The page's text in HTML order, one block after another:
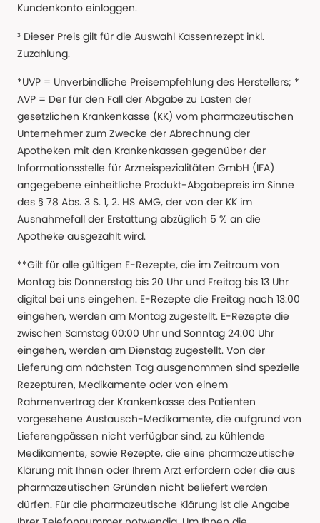
Kundenkonto einloggen.
³ Dieser Preis gilt für die Auswahl Kassenrezept inkl.
Zuzahlung.
*UVP = Unverbindliche Preisempfehlung des Herstellers; *
AVP = Der für den Fall der Abgabe zu Lasten der
gesetzlichen Krankenkasse (KK) vom pharmazeutischen
Unternehmer zum Zwecke der Abrechnung der
Apotheken mit den Krankenkassen gegenüber der
Informationsstelle für Arzneispezialitäten GmbH (IFA)
angegebene einheitliche Produkt-Abgabepreis im Sinne
des § 78 Abs. 3 S. 1, 2. HS AMG, der von der KK im
Ausnahmefall der Erstattung abzüglich 5 % an die
Apotheke ausgezahlt wird.
**Gilt für alle gültigen E-Rezepte, die im Zeitraum von
Montag bis Donnerstag bis 20 Uhr und Freitag bis 13 Uhr
digital bei uns eingehen. E-Rezepte die Freitag nach 13:00
eingehen, werden am Montag zugestellt. E-Rezepte die
zwischen Samstag 00:00 Uhr und Sonntag 24:00 Uhr
eingehen, werden am Dienstag zugestellt. Von der
Lieferung am nächsten Tag ausgenommen sind spezielle
Rezepturen, Medikamente oder von einem
Rahmenvertrag der Krankenkasse des Patienten
vorgesehene Austausch-Medikamente, die aufgrund von
Lieferengpässen nicht verfügbar sind, zu kühlende
Medikamente, sowie Rezepte, die eine pharmazeutische
Klärung mit Ihnen oder Ihrem Arzt erfordern oder die aus
pharmazeutischen Gründen nicht beliefert werden
dürfen. Für die pharmazeutische Klärung ist die Angabe